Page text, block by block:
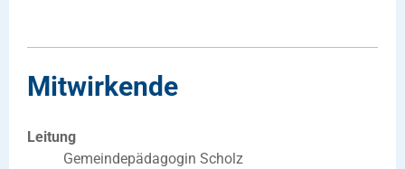
Mitwirkende
Leitung
Gemeindepädagogin Scholz